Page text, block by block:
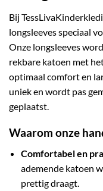
Bij
longsleeves speciaal
Onze longsleeves
rekbare katoen met
optimaal comfort en
uniek en wordt pas
geplaatst.
Waarom onze
Comfortabel en
ademende katoen
prettig draagt.